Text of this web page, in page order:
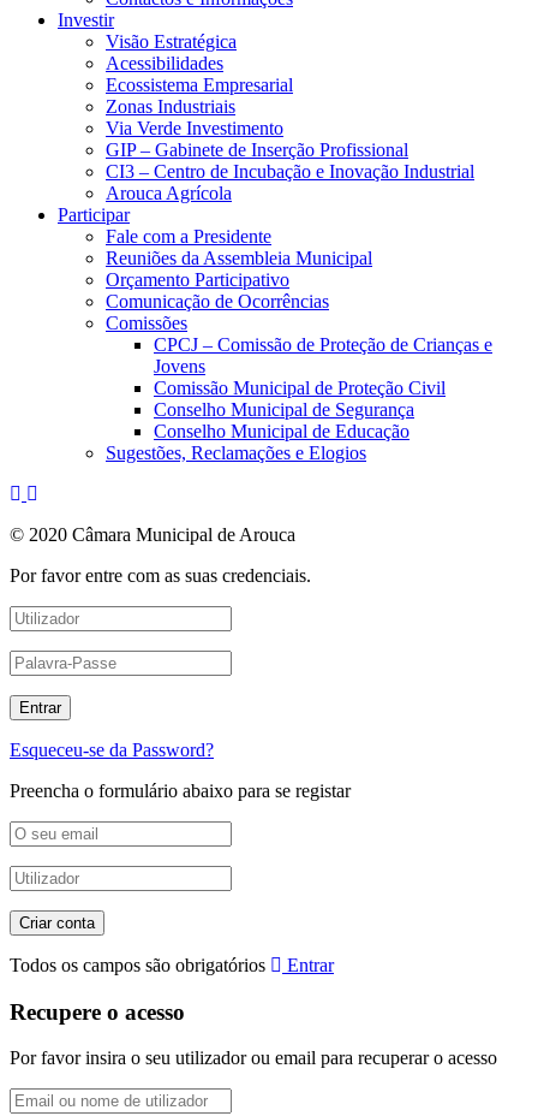
Investir
Visão Estratégica
Acessibilidades
Ecossistema Empresarial
Zonas Industriais
Via Verde Investimento
GIP – Gabinete de Inserção Profissional
CI3 – Centro de Incubação e Inovação Industrial
Arouca Agrícola
Participar
Fale com a Presidente
Reuniões da Assembleia Municipal
Orçamento Participativo
Comunicação de Ocorrências
Comissões
CPCJ – Comissão de Proteção de Crianças e
Jovens
Comissão Municipal de Proteção Civil
Conselho Municipal de Segurança
Conselho Municipal de Educação
Sugestões, Reclamações e Elogios
© 2020 Câmara Municipal de Arouca
Por favor entre com as suas credenciais.
Esqueceu-se da Password?
Preencha o formulário abaixo para se registar
Todos os campos são obrigatórios Entrar
Recupere o acesso
Por favor insira o seu utilizador ou email para recuperar o acesso